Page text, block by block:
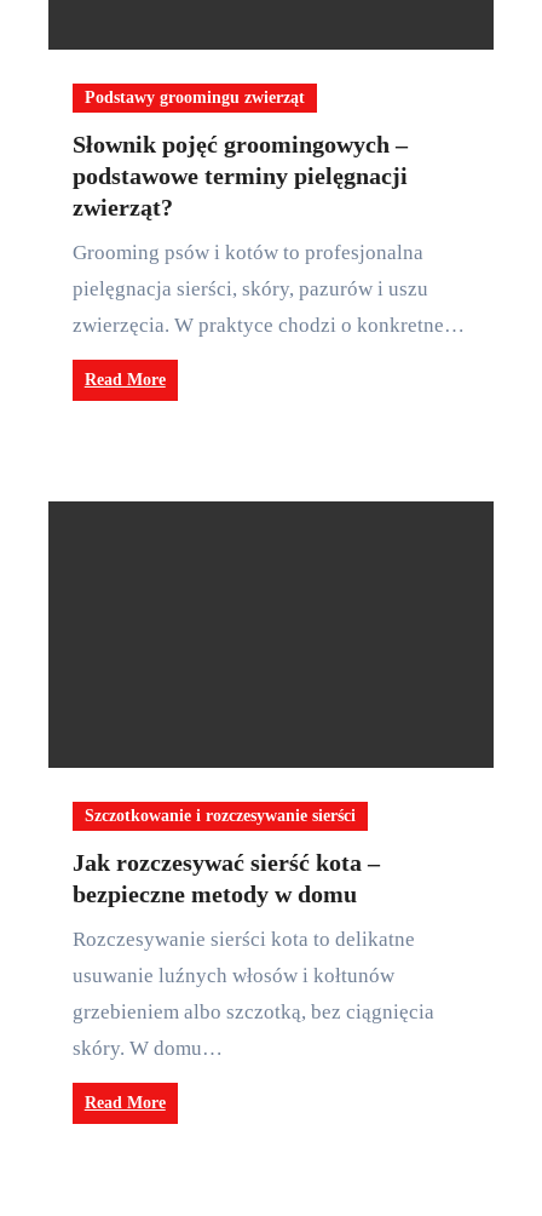
Podstawy groomingu zwierząt
Słownik pojęć groomingowych –
podstawowe terminy pielęgnacji
zwierząt?
Grooming psów i kotów to profesjonalna
pielęgnacja sierści, skóry, pazurów i uszu
zwierzęcia. W praktyce chodzi o konkretne…
Read More
Szczotkowanie i rozczesywanie sierści
Jak rozczesywać sierść kota –
bezpieczne metody w domu
Rozczesywanie sierści kota to delikatne
usuwanie luźnych włosów i kołtunów
grzebieniem albo szczotką, bez ciągnięcia
skóry. W domu…
Read More